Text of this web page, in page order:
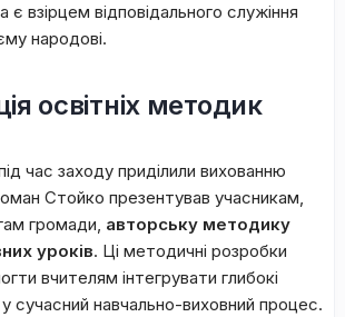
взірцем відповідального служіння
народові.
освітніх методик
час заходу приділили вихованню
Стойко презентував учасникам,
громади, авторську методику
уроків. Ці методичні розробки
вчителям інтегрувати глибокі
у сучасний навчально-виховний процес.